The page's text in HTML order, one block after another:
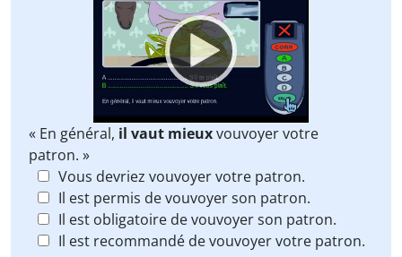
Player
« En général, il vaut mieuxvouvoyer votre
patron. »
Vous devriez vouvoyer votre patron.
Il est permis de vouvoyer son patron.
Il est obligatoire de vouvoyer son patron.
Il est recommandé de vouvoyer votre patron.